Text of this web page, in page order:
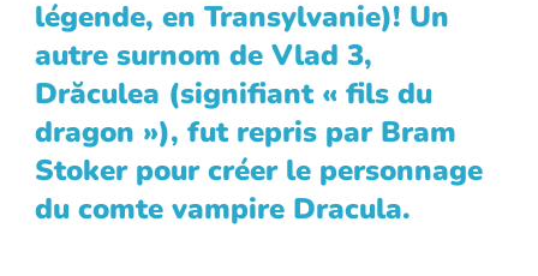
légende, en Transylvanie)! Un
autre surnom de Vlad 3,
Drăculea (signifiant « fils du
dragon »), fut repris par Bram
Stoker pour créer le personnage
du comte vampire Dracula.